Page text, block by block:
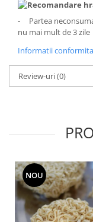
- Partea
nu mai mult de 3 zile
Informatii
Review-uri(0)
NOU